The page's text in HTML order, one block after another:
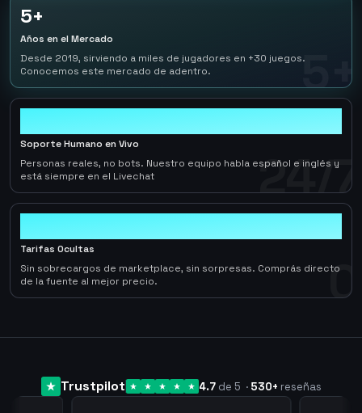
5+
5+
Años en el Mercado
Desde 2019, sirviendo a miles de jugadores en +30 juegos.
Conocemos este mercado de adentro.
24/7
Soporte Humano en Vivo
Personas reales, no bots. Nuestro equipo habla español e inglés y
está siempre en el Livechat
0
Tarifas Ocultas
Sin sobrecargos de marketplace, sin sorpresas. Comprás directo
de la fuente al mejor precio.
Trustpilot 4.7 de 5 · 530+ reseñas